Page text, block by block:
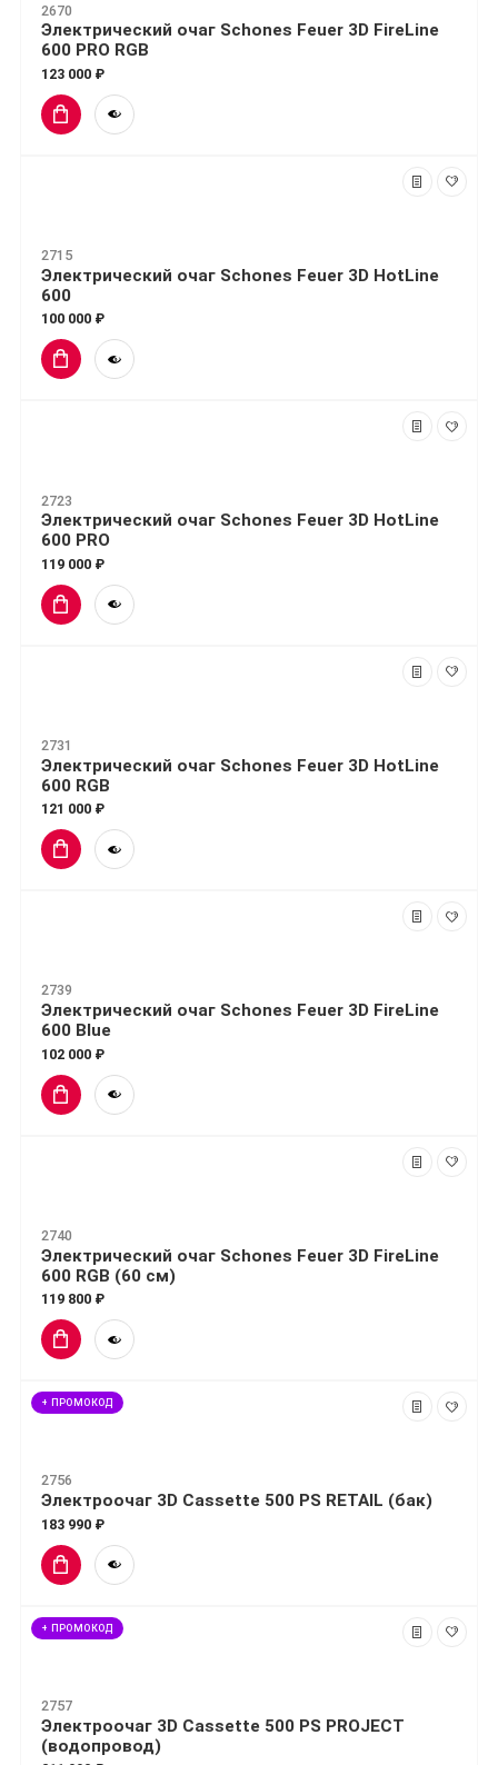
2670
Электрический очаг Schones Feuer 3D FireLine
600 PRO RGB
123 000 ₽
2715
Электрический очаг Schones Feuer 3D HotLine
600
100 000 ₽
2723
Электрический очаг Schones Feuer 3D HotLine
600 PRO
119 000 ₽
2731
Электрический очаг Schones Feuer 3D HotLine
600 RGB
121 000 ₽
2739
Электрический очаг Schones Feuer 3D FireLine
600 Blue
102 000 ₽
2740
Электрический очаг Schones Feuer 3D FireLine
600 RGB (60 см)
119 800 ₽
+ ПРОМОКОД
2756
Электроочаг 3D Cassette 500 PS RETAIL (бак)
183 990 ₽
+ ПРОМОКОД
2757
Электроочаг 3D Cassette 500 PS PROJECT
(водопровод)